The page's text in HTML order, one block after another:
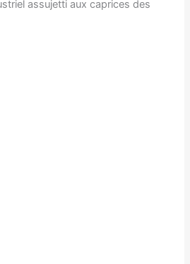
assujetti aux caprices des